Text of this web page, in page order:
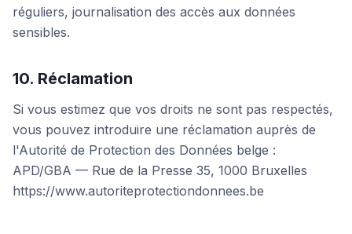
réguliers, journalisation des accès aux données
sensibles.
10. Réclamation
Si vous estimez que vos droits ne sont pas respectés,
vous pouvez introduire une réclamation auprès de
l'Autorité de Protection des Données belge :
APD/GBA — Rue de la Presse 35, 1000 Bruxelles
https://www.autoriteprotectiondonnees.be